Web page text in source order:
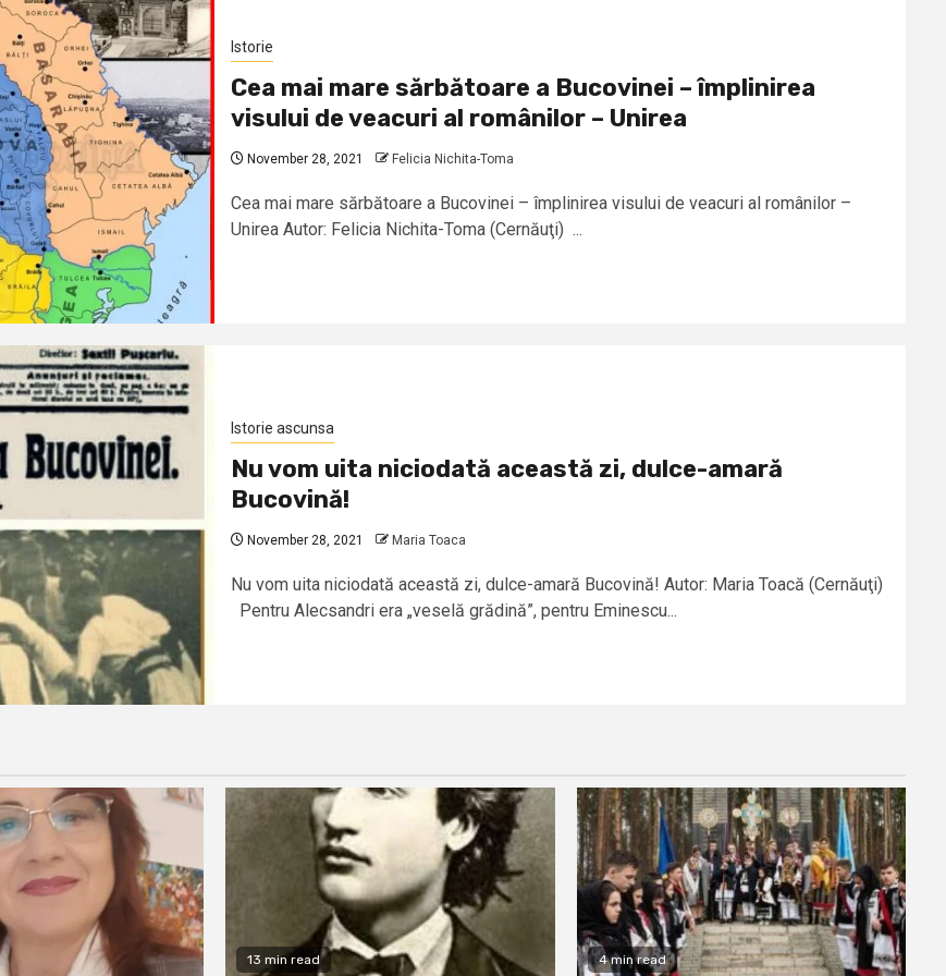
Istorie
Cea mai mare sărbătoare a Bucovinei – împlinirea
visului de veacuri al românilor – Unirea
November 28, 2021 Felicia Nichita-Toma
Cea mai mare sărbătoare a Bucovinei – împlinirea visului de veacuri al românilor –
Unirea Autor: Felicia Nichita-Toma (Cernăuţi) ...
Istorie ascunsa
Nu vom uita niciodată această zi, dulce-amară
Bucovină!
November 28, 2021 Maria Toaca
Nu vom uita niciodată această zi, dulce-amară Bucovină! Autor: Maria Toacă (Cernăuţi)
Pentru Alecsandri era „veselă grădină”, pentru Eminescu...
13 min read 4 min read